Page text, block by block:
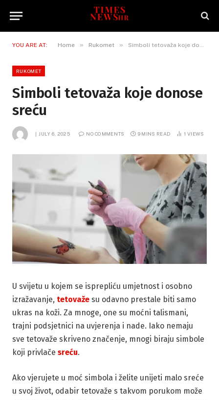
YOU ARE AT: Home » Rukomet » Simboli tetovaža koje donose sreću
RUKOMET
Simboli tetovaža koje donose
sreću
JULY 6, 2025 NO COMMENTS 9 MINS READ 1VIEWS
U svijetu u kojem se isprepliću umjetnost i osobno
izražavanje, tetovaže su odavno prestale biti samo
ukras na koži. Za mnoge, one su moćni talismani,
trajni podsjetnici na uvjerenja i nade. Iako nemaju
sve tetovaže skriveno značenje, mnogi biraju simbole
koji privlače sreću.
Ako vjerujete u moć simbola i želite unijeti malo sreće
u svoj život, odabir tetovaže s takvom porukom može